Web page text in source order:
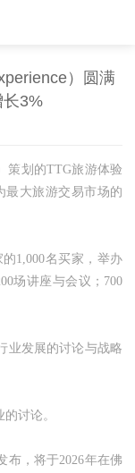
）圆满
3%
策划的TTG旅游体验
最大旅游交易市场的
1,000名买家，举办
场讲座与会议；700
业发展的讨论与战略
讨论。
，将于2026年在佛